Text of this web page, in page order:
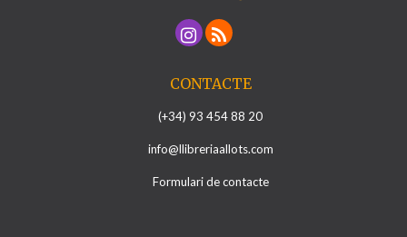
CONTACTE
(+34) 93 454 88 20
info@llibreriaallots.com
Formulari de contacte